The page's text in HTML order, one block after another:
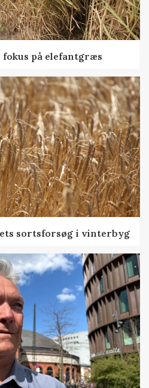
på elefantgræs
sortsforsøg i vinterbyg